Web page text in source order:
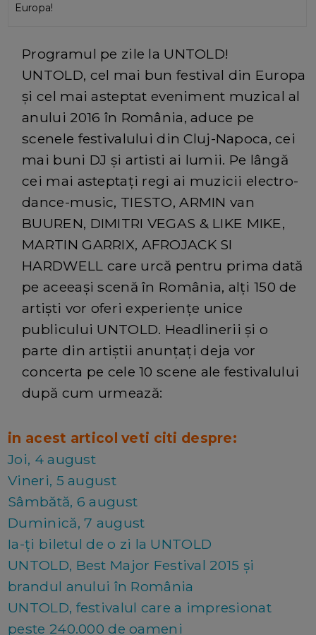
Europa!
Programul pe zile la UNTOLD!
UNTOLD, cel mai bun festival din Europa
și cel mai asteptat eveniment muzical al
anului 2016 în România, aduce pe
scenele festivalului din Cluj-Napoca, cei
mai buni DJ și artisti ai lumii. Pe lângă
cei mai asteptați regi ai muzicii electro-
dance-music, TIESTO, ARMIN van
BUUREN, DIMITRI VEGAS & LIKE MIKE,
MARTIN GARRIX, AFROJACK SI
HARDWELL care urcă pentru prima dată
pe aceeași scenă în România, alți 150 de
artiști vor oferi experiențe unice
publicului UNTOLD. Headlinerii și o
parte din artiștii anunțați deja vor
concerta pe cele 10 scene ale festivalului
după cum urmează:
in acest articol veti citi despre:
Joi, 4 august
Vineri, 5 august
Sâmbătă, 6 august
Duminică, 7 august
Ia-ți biletul de o zi la UNTOLD
UNTOLD, Best Major Festival 2015 și
brandul anului în România
UNTOLD, festivalul care a impresionat
peste 240.000 de oameni